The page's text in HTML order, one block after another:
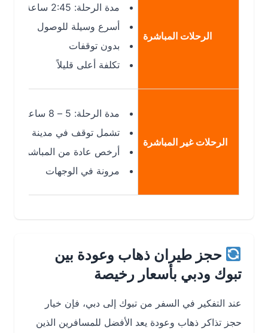
الرحلات المباشرة
مدة الرحلة: 2:45 ساعة
أسرع وسيلة للوصول
بدون توقفات
تكلفة أعلى قليلاً
الرحلات غير المباشرة
مدة الرحلة: 5 – 8 ساعات
تشمل توقف في مدينة أخرى
أرخص عادة من المباشرة
مرونة في الوجهات
حجز طيران ذهاب وعودة بين
تبوك ودبي بأسعار رخيصة
عند التفكير في السفر من تبوك إلى دبي، فإن خيار
حجز تذاكر ذهاب وعودة يعد الأفضل للمسافرين الذين